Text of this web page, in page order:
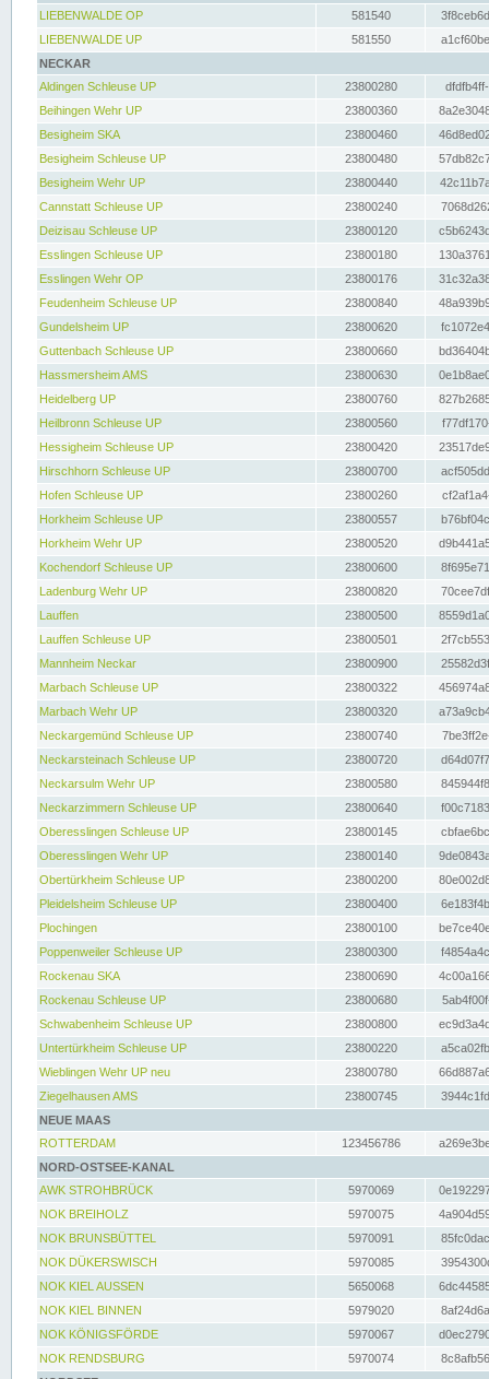
LIEBENWALDE OP
581540
LIEBENWALDE UP
581550
NECKAR
Aldingen Schleuse UP
23800280
Beihingen Wehr UP
23800360
Besigheim SKA
23800460
Besigheim Schleuse UP
23800480
Besigheim Wehr UP
23800440
Cannstatt Schleuse UP
23800240
Deizisau Schleuse UP
23800120
Esslingen Schleuse UP
23800180
Esslingen Wehr OP
23800176
Feudenheim Schleuse UP
23800840
Gundelsheim UP
23800620
Guttenbach Schleuse UP
23800660
Hassmersheim AMS
23800630
Heidelberg UP
23800760
Heilbronn Schleuse UP
23800560
Hessigheim Schleuse UP
23800420
Hirschhorn Schleuse UP
23800700
Hofen Schleuse UP
23800260
Horkheim Schleuse UP
23800557
Horkheim Wehr UP
23800520
Kochendorf Schleuse UP
23800600
Ladenburg Wehr UP
23800820
Lauffen
23800500
Lauffen Schleuse UP
23800501
Mannheim Neckar
23800900
Marbach Schleuse UP
23800322
Marbach Wehr UP
23800320
Neckargemünd Schleuse UP
23800740
Neckarsteinach Schleuse UP
23800720
Neckarsulm Wehr UP
23800580
Neckarzimmern Schleuse UP
23800640
Oberesslingen Schleuse UP
23800145
Oberesslingen Wehr UP
23800140
Obertürkheim Schleuse UP
23800200
Pleidelsheim Schleuse UP
23800400
Plochingen
23800100
Poppenweiler Schleuse UP
23800300
Rockenau SKA
23800690
Rockenau Schleuse UP
23800680
Schwabenheim Schleuse UP
23800800
Untertürkheim Schleuse UP
23800220
Wieblingen Wehr UP neu
23800780
Ziegelhausen AMS
23800745
NEUE MAAS
ROTTERDAM
123456786
NORD-OSTSEE-KANAL
AWK STROHBRÜCK
5970069
NOK BREIHOLZ
5970075
NOK BRUNSBÜTTEL
5970091
NOK DÜKERSWISCH
5970085
NOK KIEL AUSSEN
5650068
NOK KIEL BINNEN
5979020
NOK KÖNIGSFÖRDE
5970067
NOK RENDSBURG
5970074